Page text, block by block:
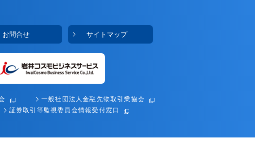
お問合せ サイトマップ
一般社団法人金融先物取引業協会
証券取引等監視委員会情報受付窓口